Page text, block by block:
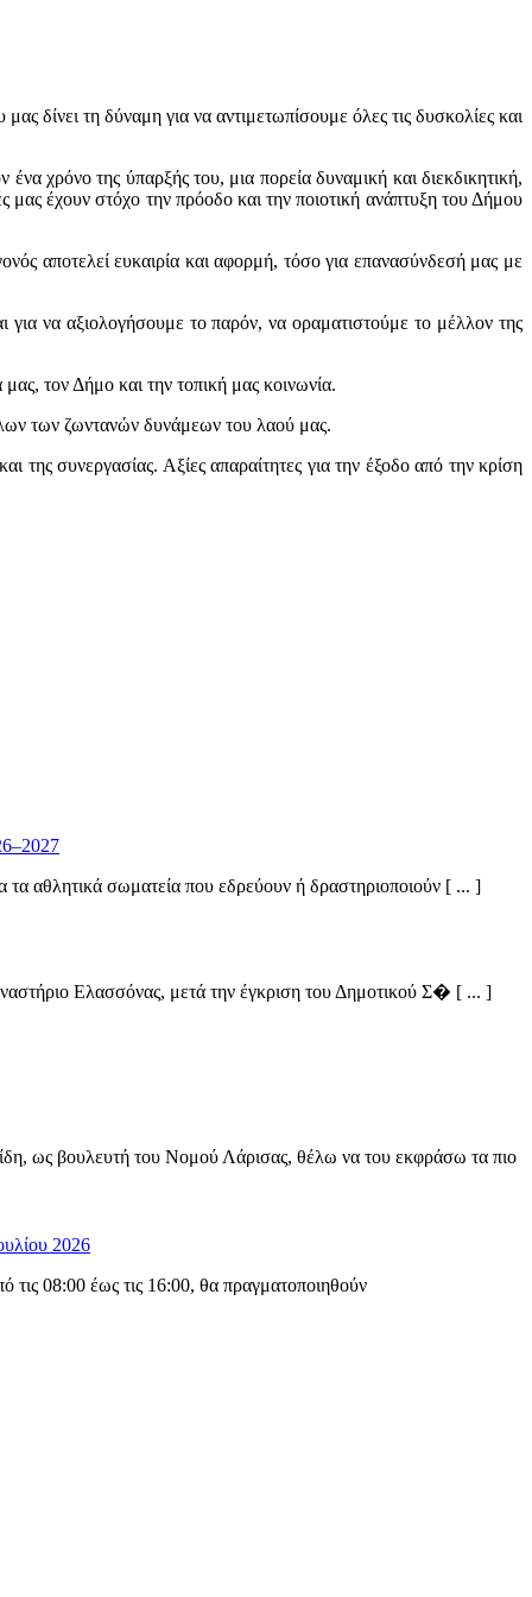
δίνει τη δύναμη για να αντιμετωπίσουμε όλες τις δυσκολίες και
χρόνο της ύπαρξής του, μια πορεία δυναμική και διεκδικητική,
μας έχουν στόχο την πρόοδο και την ποιοτική ανάπτυξη του Δήμου
αποτελεί ευκαιρία και αφορμή, τόσο για επανασύνδεσή μας με
να αξιολογήσουμε το παρόν, να οραματιστούμε το μέλλον της
τον Δήμο και την τοπική μας κοινωνία.
των ζωντανών δυνάμεων του λαού μας.
της συνεργασίας. Αξίες απαραίτητες για την έξοδο από την κρίση
αθλητικά σωματεία που εδρεύουν ή δραστηριοποιούν [ ... ]
Ελασσόνας, μετά την έγκριση του Δημοτικού Σ� [ ... ]
ως βουλευτή του Νομού Λάρισας, θέλω να του εκφράσω τα πιο
2026
08:00 έως τις 16:00, θα πραγματοποιηθούν